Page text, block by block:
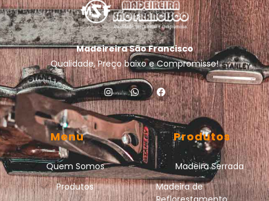
Madeireira São Francisco
Qualidade, Preço baixo e Compromisso!
Menu
Quem Somos
Produtos
Produtos
Madeira Serrada
Madeira de